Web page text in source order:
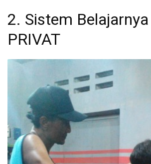
2. Sistem
PRIVAT